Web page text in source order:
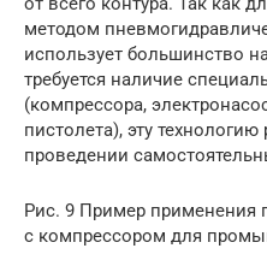
методом
использует большинство
требуется наличие
(компрессора,
пистолета), эту
проведении
Рис. 9 Пример применения
с компрессором для